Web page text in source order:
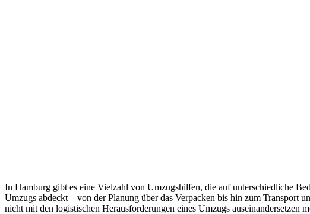
In Hamburg gibt es eine Vielzahl von Umzugshilfen, die auf unterschiedliche
Umzugs abdeckt – von der Planung über das Verpacken bis hin zum
nicht mit den logistischen Herausforderungen eines Umzugs auseinandersetzen